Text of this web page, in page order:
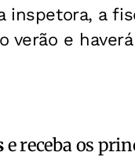
inspetora, a
e
e receba os